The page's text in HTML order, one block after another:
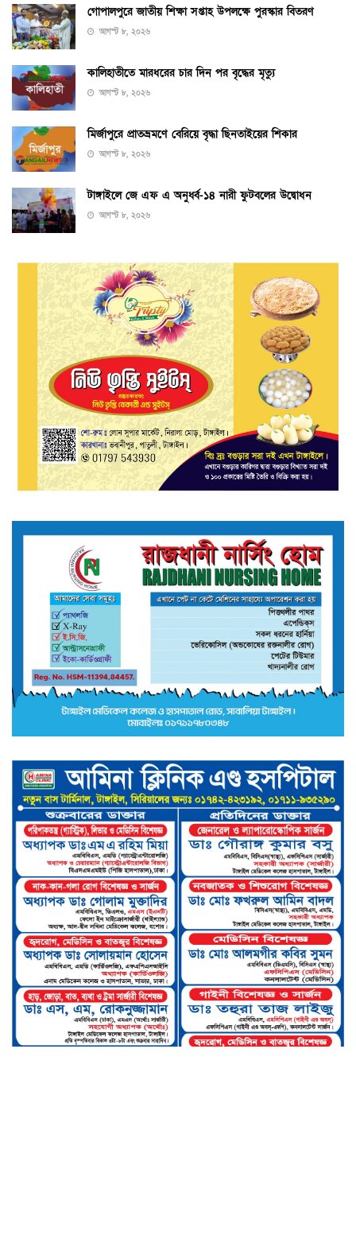
গোপালপুরে জাতীয় শিক্ষা সপ্তাহ উপলক্ষে পুরস্কার বিতরণ
আগস্ট ৮, ২০২৬
কালিহাতীতে মারধরের চার দিন পর বৃদ্ধের মৃত্যু
আগস্ট ৮, ২০২৬
মির্জাপুরে প্রাতভ্রমণে বেরিয়ে বৃদ্ধা ছিনতাইয়ের শিকার
আগস্ট ৮, ২০২৬
টাঙ্গাইলে জে এফ এ অনুর্ধ্ব-১৪ নারী ফুটবলের উদ্বোধন
আগস্ট ৮, ২০২৬